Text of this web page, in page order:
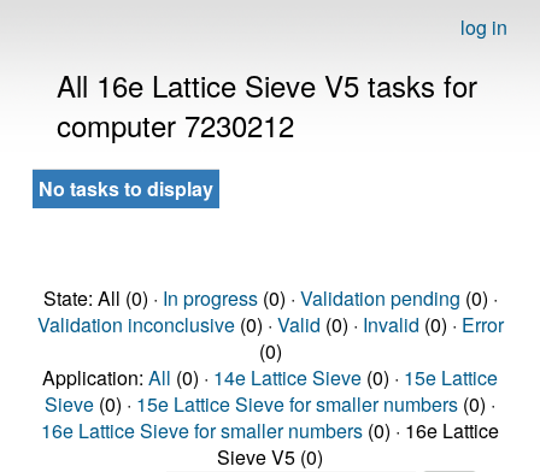
log in
All 16e Lattice Sieve V5 tasks for
computer 7230212
No tasks to display
State: All (0) · In progress(0) · Validation pending (0) ·
Validation inconclusive(0) · Valid (0) · Invalid (0) · Error
(0)
Application: All (0) · 14e Lattice Sieve (0) · 15e Lattice
Sieve (0) · 15e Lattice Sieve for smaller numbers (0) ·
16e Lattice Sieve for smaller numbers (0) · 16e Lattice
Sieve V5 (0)